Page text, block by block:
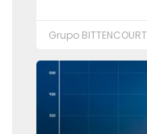
Grupo BITTENCOURT